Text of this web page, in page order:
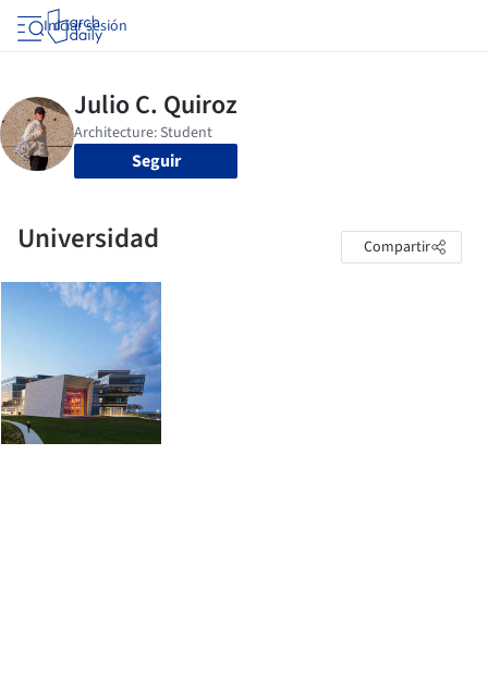
Iniciar sesión
Seguir
Universidad Compartir